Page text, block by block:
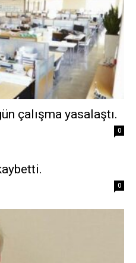
çalışma yasalaştı.
0
0